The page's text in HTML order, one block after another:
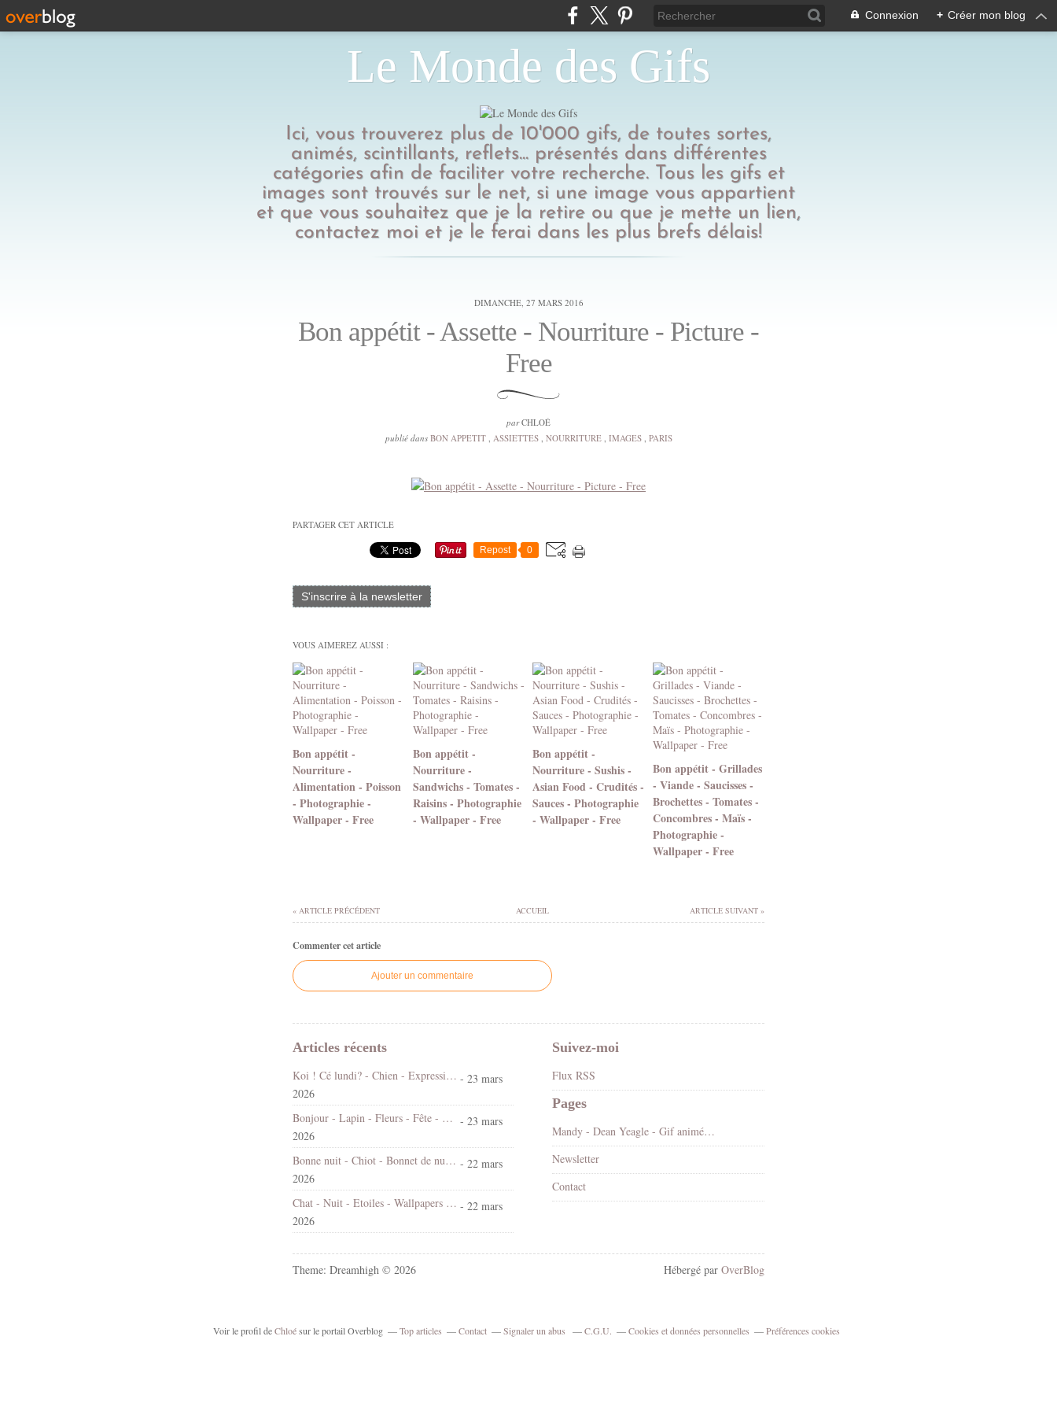
Connexion + Créer mon blog
Le Monde des Gifs
Ici, vous trouverez plus de 10'000 gifs, de toutes sortes,
animés, scintillants, reflets... présentés dans différentes
catégories afin de faciliter votre recherche. Tous les gifs et
images sont trouvés sur le net, si une image vous appartient
et que vous souhaitez que je la retire ou que je mette un lien,
contactez moi et je le ferai dans les plus brefs délais!
DIMANCHE, 27 MARS 2016
Bon appétit - Assette - Nourriture - Picture -
Free
parCHLOÉ
publié dans BON APPETIT, ASSIETTES, NOURRITURE, IMAGES, PARIS
PARTAGER CET ARTICLE
Repost 0
S'inscrire à la newsletter
VOUS AIMEREZ AUSSI :
Bon appétit -
Nourriture -
Alimentation - Poisson
- Photographie -
Wallpaper - Free
Bon appétit -
Nourriture -
Sandwichs - Tomates -
Raisins - Photographie
- Wallpaper - Free
Bon appétit -
Nourriture - Sushis -
Asian Food - Crudités -
Sauces - Photographie
- Wallpaper - Free
Bon appétit - Grillades
- Viande - Saucisses -
Brochettes - Tomates -
Concombres - Maïs -
Photographie -
Wallpaper - Free
ACCUEIL
« ARTICLE PRÉCÉDENT ARTICLE SUIVANT »
Commenter cet article
Ajouter un commentaire
Articles récents
Koi ! Cé lundi? - Chien - Expression - Gif scintillant - Gratuit - 23 mars
2026
Bonjour - Lapin - Fleurs - Fête - Pâques - Gif scintillant - Gratuit - 23 mars
2026
Bonne nuit - Chiot - Bonnet de nuit - Cute - Gif animé - Gratuit - 22 mars
2026
Chat - Nuit - Etoiles - Wallpapers Free - 22 mars
2026
Suivez-moi
Flux RSS
Pages
Mandy - Dean Yeagle - Gif animé - Scintillants - Render-Tube - Gratuit
Newsletter
Contact
Theme: Dreamhigh © 2026 Hébergé par OverBlog
Voir le profil deChloésur le portail Overblog Top articles Contact Signaler un abus C.G.U. Cookies et données personnelles Préférences cookies